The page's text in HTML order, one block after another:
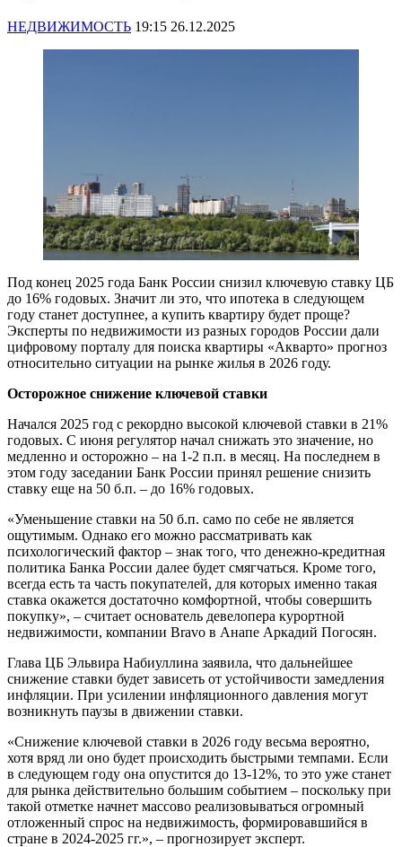
НЕДВИЖИМОСТЬ 19:15 26.12.2025
Под конец 2025 года Банк России снизил ключевую ставку ЦБ
до 16% годовых. Значит ли это, что ипотека в следующем
году станет доступнее, а купить квартиру будет проще?
Эксперты по недвижимости из разных городов России дали
цифровому порталу для поиска квартиры «Акварто» прогноз
относительно ситуации на рынке жилья в 2026 году.
Осторожное снижение ключевой ставки
Начался 2025 год с рекордно высокой ключевой ставки в 21%
годовых. С июня регулятор начал снижать это значение, но
медленно и осторожно – на 1-2 п.п. в месяц. На последнем в
этом году заседании Банк России принял решение снизить
ставку еще на 50 б.п. – до 16% годовых.
«Уменьшение ставки на 50 б.п. само по себе не является
ощутимым. Однако его можно рассматривать как
психологический фактор – знак того, что денежно-кредитная
политика Банка России далее будет смягчаться. Кроме того,
всегда есть та часть покупателей, для которых именно такая
ставка окажется достаточно комфортной, чтобы совершить
покупку», – считает основатель девелопера курортной
недвижимости, компании Bravo в Анапе Аркадий Погосян.
Глава ЦБ Эльвира Набиуллина заявила, что дальнейшее
снижение ставки будет зависеть от устойчивости замедления
инфляции. При усилении инфляционного давления могут
возникнуть паузы в движении ставки.
«Снижение ключевой ставки в 2026 году весьма вероятно,
хотя вряд ли оно будет происходить быстрыми темпами. Если
в следующем году она опустится до 13-12%, то это уже станет
для рынка действительно большим событием – поскольку при
такой отметке начнет массово реализовываться огромный
отложенный спрос на недвижимость, формировавшийся в
стране в 2024-2025 гг.», – прогнозирует эксперт.